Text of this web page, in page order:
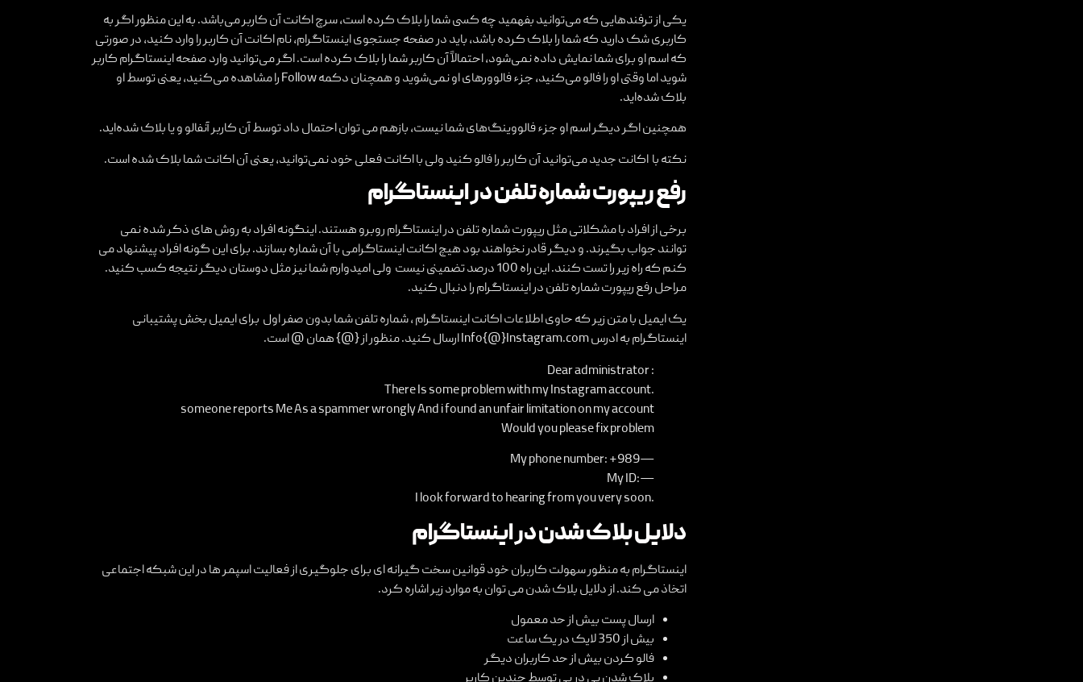
یکی از ترفندهایی که می‌توانید بفهمید چه کسی شما را بلاک کرده است، سرچ اکانت آن کاربر می‌باشد. به این منظور اگر به
کاربری شک دارید که شما را بلاک کرده باشد، باید در صفحه جستجوی اینستاگرام، نام اکانت آن کاربر را وارد کنید، در صورتی
که اسم او برای شما نمایش داده نمی‌شود، احتمالاً آن کاربر شما را بلاک کرده است. اگر می‌توانید وارد صفحه اینستاگرام کاربر
شوید اما وقتی او را فالو می‌کنید، جزء فالوورهای او نمی‌شوید و همچنان دکمه Follow را مشاهده می‌کنید، یعنی توسط او
بلاک شده‌اید.
همچنین اگر دیگر اسم او جزء فالووینگ‌های شما نیست، بازهم می توان احتمال داد توسط آن کاربر آنفالو و یا بلاک شده‌اید.
نکته با اکانت جدید می‌توانید آن کاربر را فالو کنید ولی با اکانت فعلی خود نمی‌توانید، یعنی آن اکانت شما بلاک شده است.
رفع ریپورت شماره تلفن در اینستاگرام
برخی از افراد با مشکلاتی مثل ریپورت شماره تلفن در اینستاگرام روبرو هستند. اینگونه افراد به روش های ذکر شده نمی
توانند جواب بگیرند. و دیگر قادر نخواهند بود هیچ اکانت اینستاگرامی با آن شماره بسازند. برای این گونه افراد پیشنهاد می
کنم که راه زیر را تست کنند. این راه 100 درصد تضمینی نیست ولی امیدوارم شما نیز مثل دوستان دیگر نتیجه کسب کنید.
مراحل رفع ریپورت شماره تلفن در اینستاگرام را دنبال کنید.
یک ایمیل با متن زیر که حاوی اطلاعات اکانت اینستاگرام ، شماره تلفن شما بدون صفر اول برای ایمیل بخش پشتیبانی
اینستاگرام به ادرس Info{@}Instagram.com ارسال کنید. منظور از {@} همان @ است.
: Dear administrator
.There Is some problem with my Instagram account
someone reports Me As a spammer wrongly And i found an unfair limitation on my account
Would you please fix problem
—My phone number: +989
—:My ID
.I look forward to hearing from you very soon
دلایل بلاک شدن در اینستاگرام
اینستاگرام به منظور سهولت کاربران خود قوانین سخت گیرانه ای برای جلوگیری از فعالیت اسپمر ها در این شبکه اجتماعی
اتخاذ می کند. از دلایل بلاک شدن می توان به موارد زیر اشاره کرد.
ارسال پست بیش از حد معمول
بیش از 350 لایک در یک ساعت
فالو کردن بیش از حد کاربران دیگر